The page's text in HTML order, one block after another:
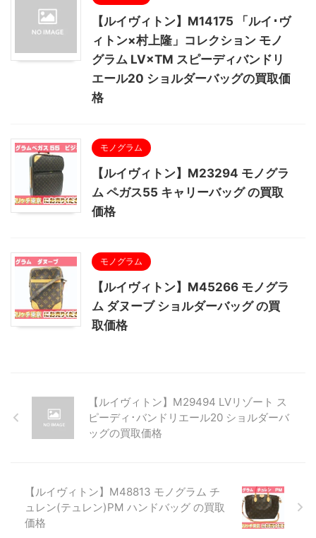
【ルイヴィトン】M14175 「ルイ･ヴ
ィトン×村上隆」コレクション モノ
グラム LV×TM スピーディバンドリ
エール20 ショルダーバッグの買取価
格
モノグラム
【ルイヴィトン】M23294 モノグラ
ム ペガス55 キャリーバッグ の買取
価格
モノグラム
【ルイヴィトン】M45266 モノグラ
ム ダヌーブ ショルダーバッグ の買
取価格
【ルイヴィトン】M29494 LVリゾート ス
ピーディ･バンドリエール20 ショルダーバ
ッグの買取価格
【ルイヴィトン】M48813 モノグラム チ
ュレン(テュレン)PM ハンドバッグ の買取
価格